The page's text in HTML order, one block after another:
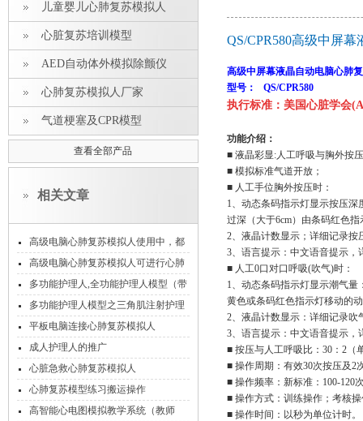
QS/CPR580高级中屏
高级中屏幕液晶自动电脑心肺
型号： QS/CPR580
执行标准：美国心脏学会
功能介绍：
■ 液晶彩显:人工呼吸与胸外按
■ 模拟标准气道开放；
■ 人工手位胸外按压时：
1、动态条码指示灯显示按压深
过深（大于6cm）由条码红色
2、液晶计数显示；详细记录
3、语言提示：中文语音提示
■ 人工0口对口呼吸(吹气)时：
1、动态条码指示灯显示潮气量
黄色或条码红色指示灯移动的
2、液晶计数显示：详细记录
3、语言提示：中文语音提示
■ 按压与人工呼吸比：30：2
■ 操作周期：有效30次按压及2
■ 操作频率：新标准：100-120
■ 操作方式：训练操作；考核
■ 操作时间：以秒为单位计时
儿童婴儿心肺复苏模拟人
心脏复苏培训模型
AED自动体外模拟除颤仪
心肺复苏模拟人厂家
气道梗塞及CPR模型
查看全部产品
相关文章
高级电脑心肺复苏模拟人使用中，都
有可能会出现哪些故障现象
高级电脑心肺复苏模拟人可进行心肺
复苏训练、模式考核和实战考核
多功能护理人,全功能护理人模型（带
血压测量）
多功能护理人模型之三角肌注射护理
平板电脑连接心肺复苏模拟人
成人护理人的推广
心脏急救心肺复苏模拟人
心肺复苏模型练习搬运操作
高智能心电图模拟教学系统（教师